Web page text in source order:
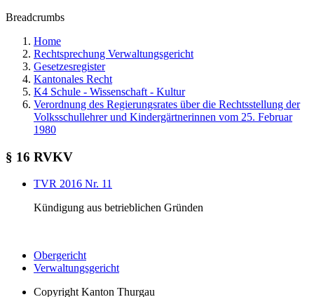
Breadcrumbs
Home
Rechtsprechung Verwaltungsgericht
Gesetzesregister
Kantonales Recht
K4 Schule - Wissenschaft - Kultur
Verordnung des Regierungsrates über die Rechtsstellung der
Volksschullehrer und Kindergärtnerinnen vom 25. Februar
1980
§ 16 RVKV
TVR 2016 Nr. 11
Kündigung aus betrieblichen Gründen
Obergericht
Verwaltungsgericht
Copyright Kanton Thurgau